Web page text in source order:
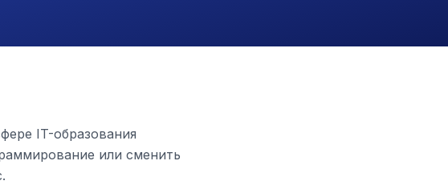
IT-образования
или сменить